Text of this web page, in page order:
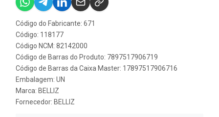
Código do Fabricante: 671
Código: 118177
Código NCM: 82142000
Código de Barras do Produto: 7897517906719
Código de Barras da Caixa Master: 17897517906716
Embalagem: UN
Marca: BELLIZ
Fornecedor: BELLIZ